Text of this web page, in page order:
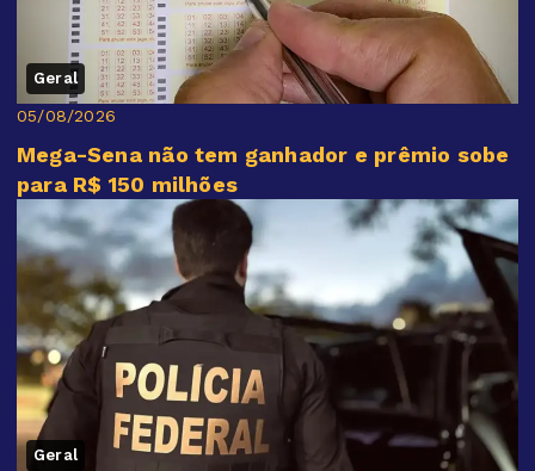
Geral
05/08/2026
Mega-Sena não tem ganhador e prêmio sobe
para R$ 150 milhões
Geral